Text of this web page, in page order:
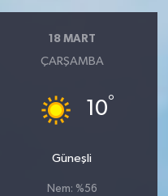
18 MART
ÇARŞAMBA
10°
Güneşli
Nem: %56